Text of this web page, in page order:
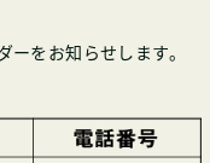
をお知らせします。